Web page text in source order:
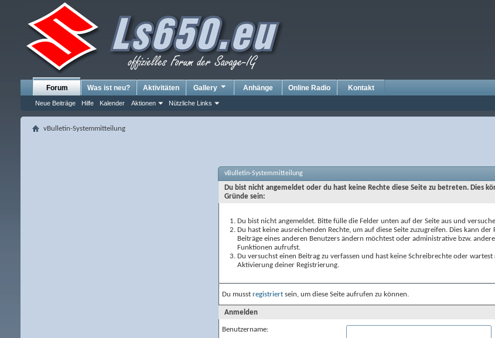
Forum
Neue Beiträge Hilfe Kalender Aktionen Nützliche Links
Was ist neu? Aktivitäten Gallery Anhänge Online Radio Kontakt
vBulletin-Systemmitteilung
vBulletin-Systemmitteilung
Du bist nicht angemeldet oder du hast keine Rechte diese Seite zu betreten. Dies
Gründe sein:
Du bist nicht angemeldet. Bitte fülle die Felder unten auf der Seite aus und
Du hast keine ausreichenden Rechte, um auf diese Seite zuzugreifen. Dies kann der
Beiträge eines anderen Benutzers ändern möchtest oder administrative bzw.
Funktionen aufrufst.
Du versuchst einen Beitrag zu verfassen und hast keine Schreibrechte oder
Aktivierung deiner Registrierung.
Du musst registriert sein, um diese Seite aufrufen zu können.
Anmelden
Benutzername: